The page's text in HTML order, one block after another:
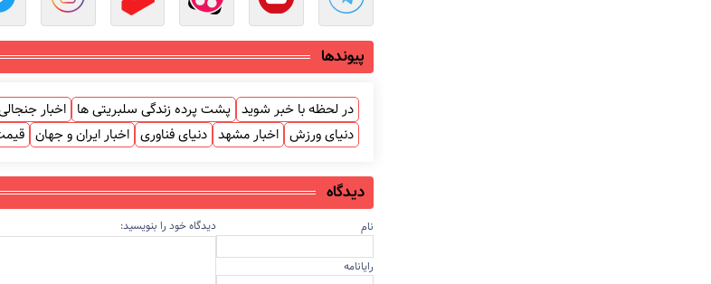
پیوندها
در لحظه با خبر شوید پشت پرده زندگی سلبریتی ها اخبار
دنیای ورزش اخبار مشهد دنیای فناوری اخبار ایران و جهان
دیدگاه
نام
رایانامه
دیدگاه خود را بنویسید: